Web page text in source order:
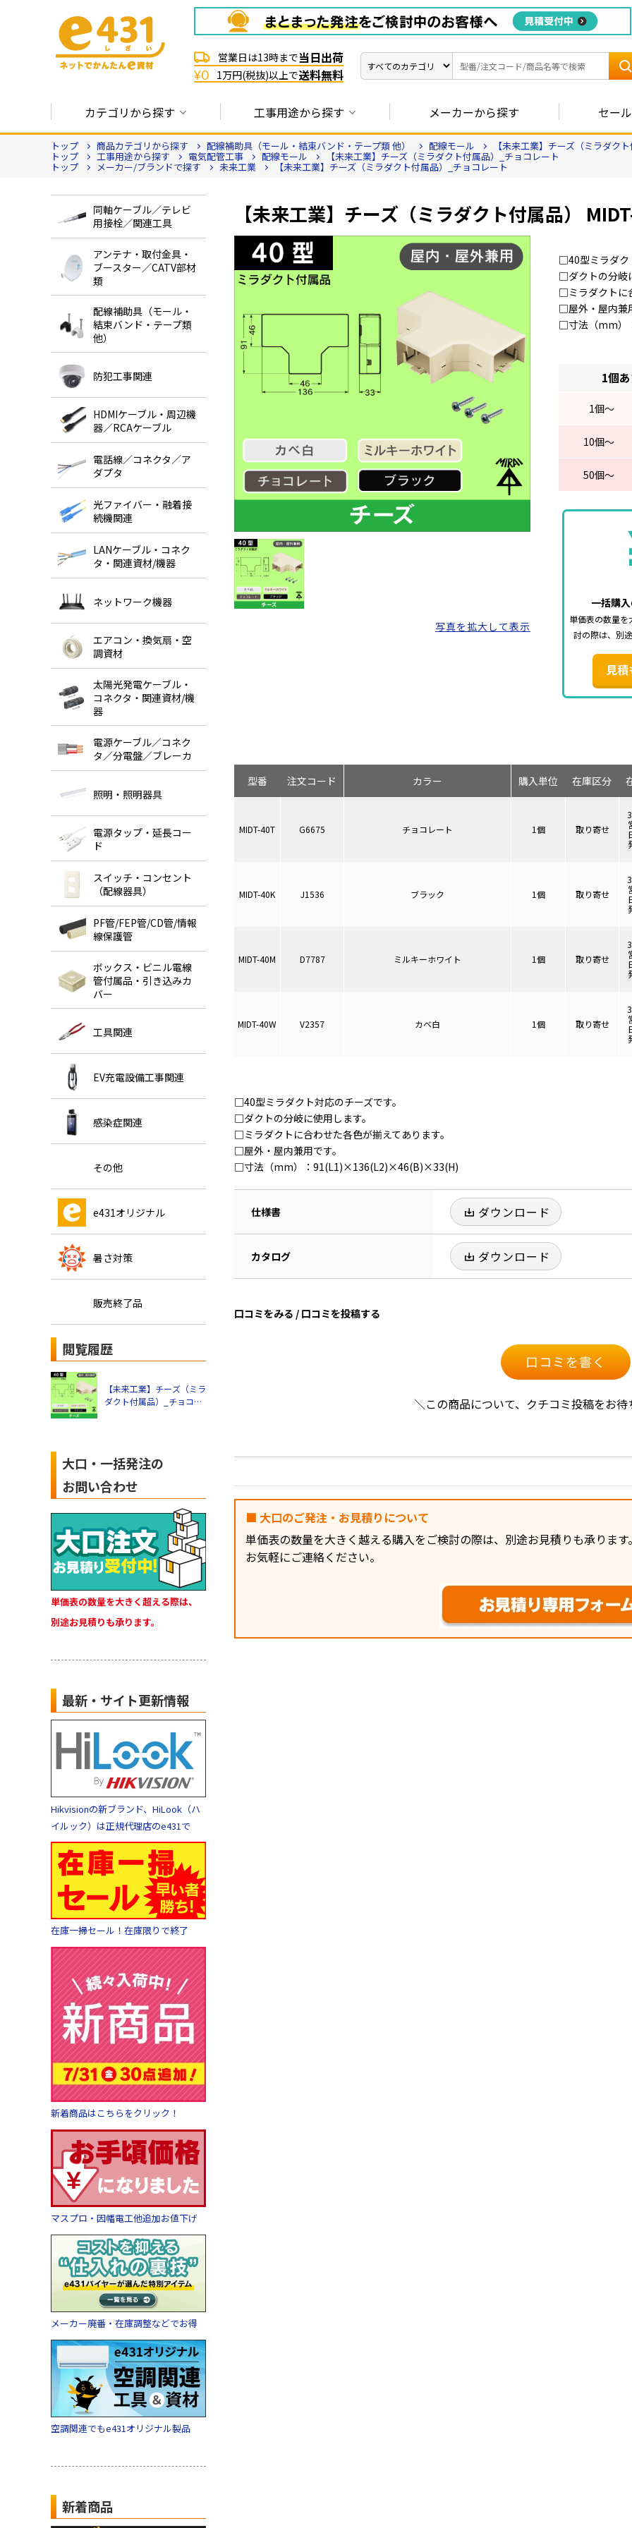
営業日は13時まで当日出荷
¥0 1万円(税抜)以上で送料無料
カテゴリから探す 工事用途から探す メーカーから探す セー
トップ 商品カテゴリから探す 配線補助具（モール・結束バンド・テープ類 他） 配線モール 【未来工業】チーズ（ミラダク
トップ 工事用途から探す 電気配管工事 配線モール 【未来工業】チーズ（ミラダクト付属品）_チョコレート
トップ メーカー/ブランドで探す 未来工業 【未来工業】チーズ（ミラダクト付属品）_チョコレート
同軸ケーブル／テレビ
用接栓／関連工具
アンテナ・取付金具・
ブースター／CATV部材
類
配線補助具（モール・
結束バンド・テープ類
他）
防犯工事関連
HDMIケーブル・周辺機
器／RCAケーブル
電話線／コネクタ／ア
ダプタ
光ファイバー・融着接
続機関連
LANケーブル・コネク
タ・関連資材/機器
ネットワーク機器
エアコン・換気扇・空
調資材
太陽光発電ケーブル・
コネクタ・関連資材/機
器
電源ケーブル／コネク
タ／分電盤／ブレーカ
照明・照明器具
電源タップ・延長コー
ド
スイッチ・コンセント
（配線器具）
PF管/FEP管/CD管/情報
線保護管
ボックス・ビニル電線
管付属品・引き込みカ
バー
工具関連
EV充電設備工事関連
感染症関連
その他
e431オリジナル
暑さ対策
販売終了品
閲覧履歴
【未来工業】チーズ（ミラ
ダクト付属品）_チョコレ
大口・一括発注の
お問い合わせ
単価表の数量を大きく超える際は、
別途お見積りも承ります。
最新・サイト更新情報
Hikvisionの新ブランド、HiLook（ハ
イルック）は正規代理店のe431で
在庫一掃セール！在庫限りで終了
新着商品はこちらをクリック！
マスプロ・因幡電工他追加お値下げ
メーカー廃番・在庫調整などでお得
空調関連でもe431オリジナル製品
新着商品
【未来工業】チーズ（ミラダクト付属品）
□40型ミラダク
□ダクトの分岐
□ミラダクトに
□屋外・屋内兼
□寸法（mm）
1個
1個～
10個～
50個～
一括購
単価表の数量を
討の際は、別
見
写真を拡大して表示
型番 注文コード
MIDT-40T G6675
MIDT-40K J1536
MIDT-40M D7787
MIDT-40W V2357
カラー
チョコレート
ブラック
ミルキーホワイト
カベ白
購入単位 在庫区分
1個 取り寄せ
1個 取り寄せ
1個 取り寄せ
1個 取り寄せ
□40型ミラダクト対応のチーズです。
□ダクトの分岐に使用します。
□ミラダクトに合わせた各色が揃えてあります。
□屋外・屋内兼用です。
□寸法（mm）：91(L1)×136(L2)×46(B)×33(H)
仕様書 ダウンロード
カタログ ダウンロード
口コミをみる / 口コミを投稿する
口コミを書く
＼この商品について、クチコミ投稿をお
■ 大口のご発注・お見積りについて
単価表の数量を大きく越える購入をご検討の際は、別途お見積りも承ります。
お気軽にご連絡ください。